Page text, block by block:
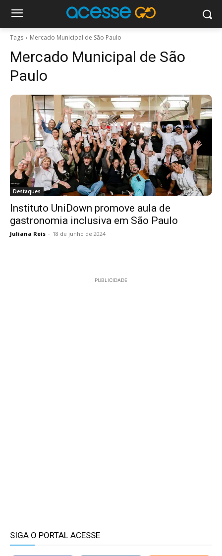
Tags Mercado Municipal de São Paulo
Mercado Municipal de São
Paulo
Destaques
Instituto UniDown promove aula de
gastronomia inclusiva em São Paulo
Juliana Reis - 18 de junho de 2024
PUBLICIDADE
SIGA O PORTAL ACESSE